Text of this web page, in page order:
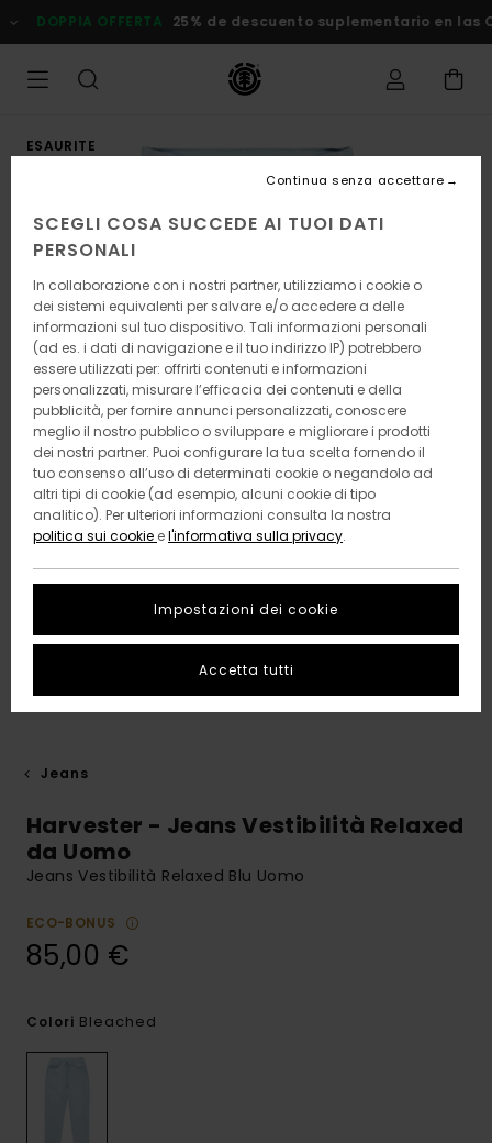
alle
informazioni
prodotto
DOPPIA OFFERTA 25% de descuento suplementario en las
ESAURITE
Jeans
Harvester - Jeans Vestibilità Relaxed
da Uomo
Jeans Vestibilità Relaxed Blu Uomo
ECO-BONUS
85,00 €
Colori Bleached
SCEGLI COSA SUCCEDE AI TUOI DATI
PERSONALI
In collaborazione con i nostri partner, utilizziamo i cookie o
dei sistemi equivalenti per salvare e/o accedere a delle
informazioni sul tuo dispositivo. Tali informazioni personali
(ad es. i dati di navigazione e il tuo indirizzo IP) potrebbero
essere utilizzati per: offrirti contenuti e informazioni
personalizzati, misurare l’efficacia dei contenuti e della
pubblicità, per fornire annunci personalizzati, conoscere
meglio il nostro pubblico o sviluppare e migliorare i prodotti
dei nostri partner. Puoi configurare la tua scelta fornendo il
tuo consenso all’uso di determinati cookie o negandolo ad
altri tipi di cookie (ad esempio, alcuni cookie di tipo
analitico). Per ulteriori informazioni consulta la nostra
politica sui cookie el'informativa sulla privacy.
Impostazioni dei cookie
Continua senza accettare
Accetta tutti